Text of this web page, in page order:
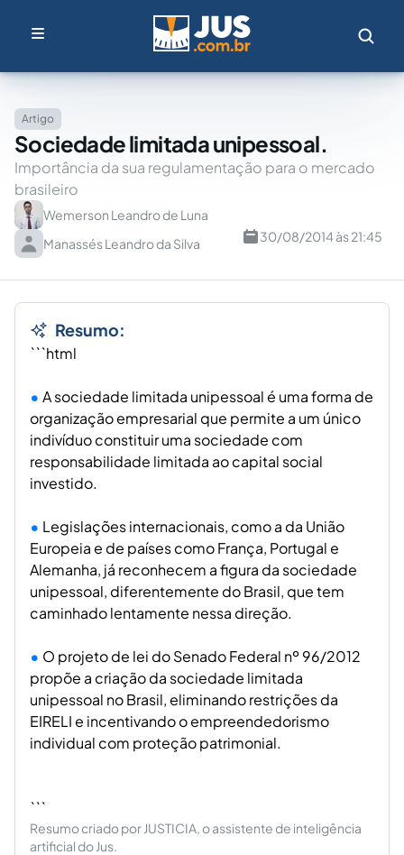
Artigo
Sociedade limitada unipessoal.
Importância da sua regulamentação para o mercado
brasileiro
Wemerson Leandro de Luna
Manassés Leandro da Silva
30/08/2014 às 21:45
Resumo:
```html
A sociedade limitada unipessoal é uma forma de
organização empresarial que permite a um único
indivíduo constituir uma sociedade com
responsabilidade limitada ao capital social
investido.
Legislações internacionais, como a da União
Europeia e de países como França, Portugal e
Alemanha, já reconhecem a figura da sociedade
unipessoal, diferentemente do Brasil, que tem
caminhado lentamente nessa direção.
O projeto de lei do Senado Federal nº 96/2012
propõe a criação da sociedade limitada
unipessoal no Brasil, eliminando restrições da
EIRELI e incentivando o empreendedorismo
individual com proteção patrimonial.
```
Resumo criado por JUSTICIA, o assistente de inteligência
artificial do Jus.